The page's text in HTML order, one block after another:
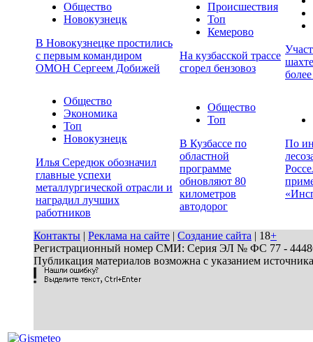
Общество
Новокузнецк
В Новокузнецке простились
с первым командиром
ОМОН Сергеем Добижей
Происшествия
Топ
Кемерово
На кузбасской трассе
сгорел бензовоз
Общество
Экономика
Топ
Новокузнецк
Илья Середюк обозначил
главные успехи
металлургической отрасли и
наградил лучших
работников
Общество
Топ
В Кузбассе по
областной
программе
обновляют 80
километров
автодорог
По
Контакты | Реклама на сайте | Создание сайта | 18+
Регистрационный номер СМИ: Серия ЭЛ № ФС 77 - 44486
Публикация материалов возможна с указанием